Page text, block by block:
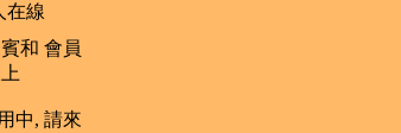
在線
和 會員
中, 請來